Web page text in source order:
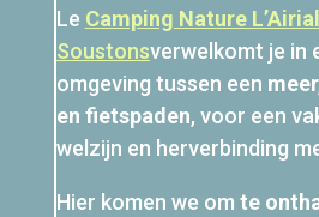
Le Camping Nature L’Airial
Soustonsverwelkomt je in
omgeving tussen een
en fietspaden, voor een
welzijn en herverbinding
Hier komen we om te